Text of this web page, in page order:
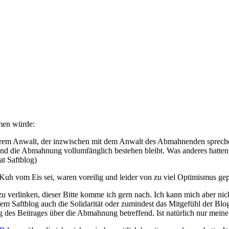
würde:
Anwalt, der inzwischen mit dem Anwalt des Abmahnenden
die Abmahnung vollumfänglich bestehen bleibt. Was anderes
Saftblog)
vom Eis sei, waren voreilig und leider von zu viel Optimismus
dieser Bitte komme ich gern nach. Ich kann mich aber
Saftblog auch die Solidarität oder zumindest das Mitgefühl der
Beitrages über die Abmahnung betreffend. Ist natürlich nur